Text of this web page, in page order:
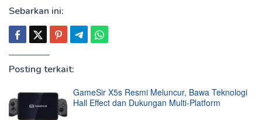
Sebarkan ini:
Posting terkait:
GameSir X5s Resmi Meluncur, Bawa Teknologi
Hall Effect dan Dukungan Multi-Platform